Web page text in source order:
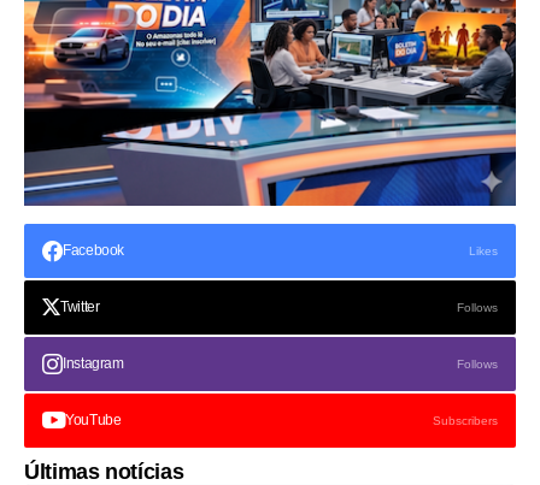
Facebook Likes
Twitter Follows
Instagram Follows
YouTube Subscribers
Últimas notícias